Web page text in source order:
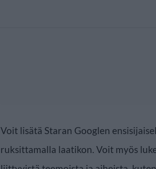
Voit lisätä Staran Googlen
ruksittamalla laatikon. Voit myös